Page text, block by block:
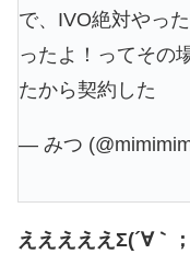
で、IVO絶対やっ
ったよ！ってその
たから契約した
— みつ
えええええΣ(´∀｀